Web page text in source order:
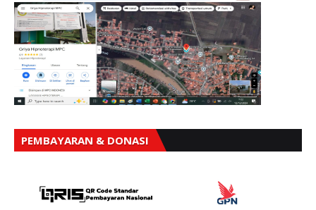
PEMBAYARAN & DONASI